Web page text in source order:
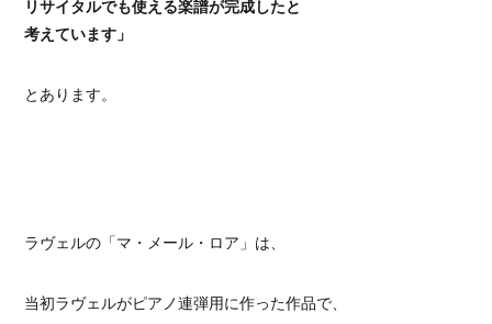
リサイタルでも使える楽譜が完成したと
考えています」
とあります。
ラヴェルの「マ・メール・ロア」は、
当初ラヴェルがピアノ連弾用に作った作品で、